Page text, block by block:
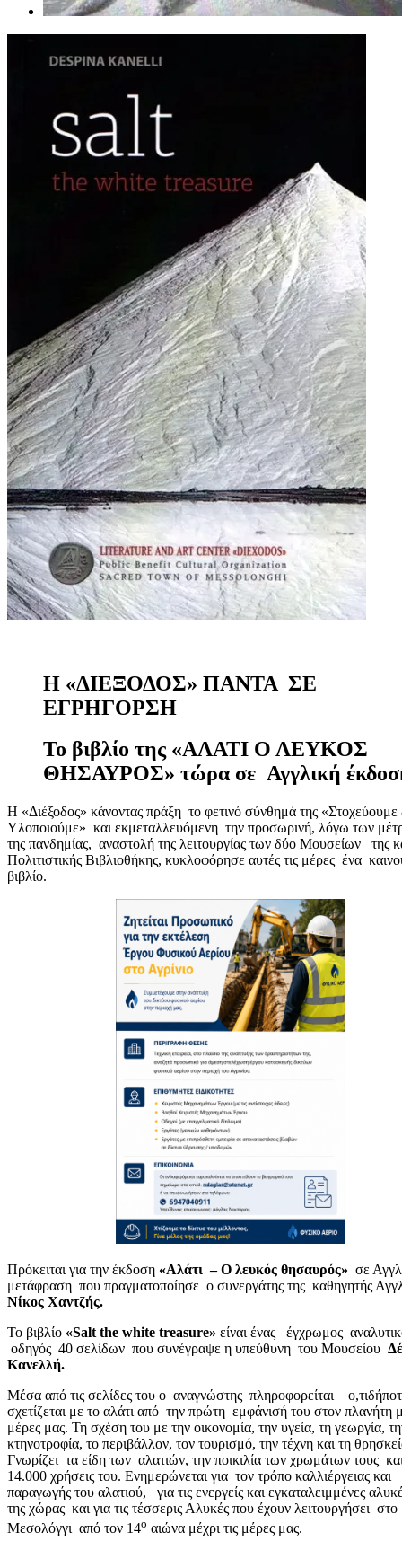
Η «ΔΙΕΞΟΔΟΣ» ΠΑΝΤΑ ΣΕ
ΕΓΡΗΓΟΡΣΗ
Το βιβλίο της «ΑΛΑΤΙ Ο ΛΕΥΚΟΣ
ΘΗΣΑΥΡΟΣ» τώρα σε Αγγλική
Η «Διέξοδος» κάνοντας πράξη το φετινό σύνθημά της
Υλοποιούμε» και εκμεταλλευόμενη την προσωρινή, λόγω των
της πανδημίας, αναστολή της λειτουργίας των δύο Μουσείων της
Πολιτιστικής Βιβλιοθήκης, κυκλοφόρησε αυτές τις μέρες ένα
βιβλίο.
Πρόκειται για την έκδοση «Αλάτι – Ο λευκός θησαυρός» σε
μετάφραση που πραγματοποίησε ο συνεργάτης της καθηγητής
Νίκος Χαντζής.
Το βιβλίο «Salt the white treasure» είναι ένας έγχρωμος
οδηγός 40 σελίδων που συνέγραψε η υπεύθυνη του Μουσείου
Κανελλή.
Μέσα από τις σελίδες του ο αναγνώστης πληροφορείται
σχετίζεται με το αλάτι από την πρώτη εμφάνισή του στον πλανήτη
μέρες μας. Τη σχέση του με την οικονομία, την υγεία, τη γεωργία,
κτηνοτροφία, το περιβάλλον, τον τουρισμό, την τέχνη και τη
Γνωρίζει τα είδη των αλατιών, την ποικιλία των χρωμάτων τους
14.000 χρήσεις του. Ενημερώνεται για τον τρόπο καλλιέργειας και
παραγωγής του αλατιού, για τις ενεργείς και εγκαταλειμμένες
της χώρας και για τις τέσσερις Αλυκές που έχουν λειτουργήσει στο
Μεσολόγγι από τον 14ο αιώνα μέχρι τις μέρες μας.